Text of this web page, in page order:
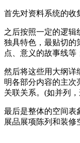
首先对资料系统的收
之后按照一定的逻辑
独具特色，最贴切的
点、意义的故事线等
然后将这些用大纲详
明各部分内容的主次
关联关系。(如并列
最后是整体的空间表
展品展项陈列和装修